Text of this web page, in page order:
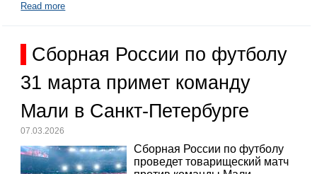
Read more
Сборная России по футболу
31 марта примет команду
Мали в Санкт-Петербурге
07.03.2026
Сборная России по футболу
проведет товарищеский матч